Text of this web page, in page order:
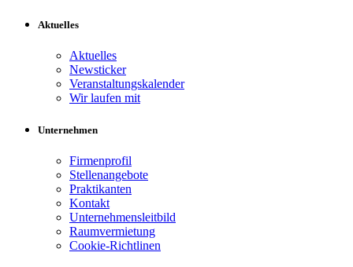
Aktuelles
Aktuelles
Newsticker
Veranstaltungskalender
Wir laufen mit
Unternehmen
Firmenprofil
Stellenangebote
Praktikanten
Kontakt
Unternehmensleitbild
Raumvermietung
Cookie-Richtlinen